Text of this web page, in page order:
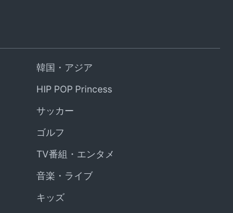
韓国・アジア
HIP POP Princess
サッカー
ゴルフ
TV番組・エンタメ
音楽・ライブ
キッズ